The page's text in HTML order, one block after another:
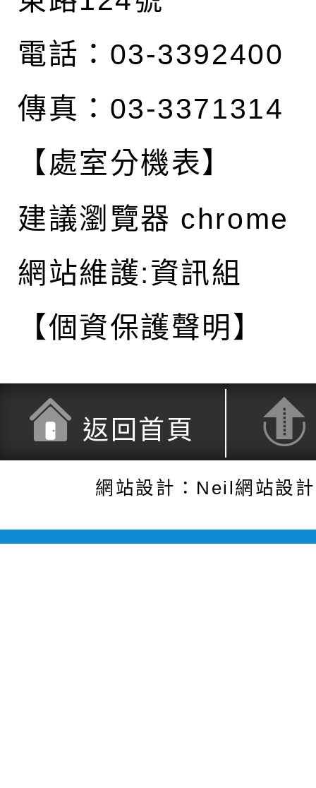
電話：03-3392400
傳真：03-3371314
【處室分機表】
建議瀏覽器 chrome
網站維護:資訊組
【個資保護聲明】
返回首頁
網站設計：Neil網站設